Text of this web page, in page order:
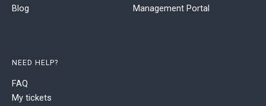
Blog
Management Portal
NEED HELP?
FAQ
My tickets